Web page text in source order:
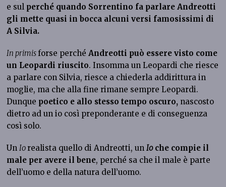
e sul perché quando Sorrentino fa parlare Andreotti
gli mette quasi in bocca alcuni versi famosissimi di
A Silvia.
In primisforse perché Andreotti può essere visto come
un Leopardi riuscito. Insomma un Leopardi che riesce
a parlare con Silvia, riesce a chiederla addirittura in
moglie, ma che alla fine rimane sempre Leopardi.
Dunque poetico e allo stesso tempo oscuro, nascosto
dietro ad un io così preponderante e di conseguenza
così solo.
Un Io realista quello di Andreotti, unIoche compie il
male per avere il bene, perché sa che il male è parte
dell’uomo e della natura dell’uomo.